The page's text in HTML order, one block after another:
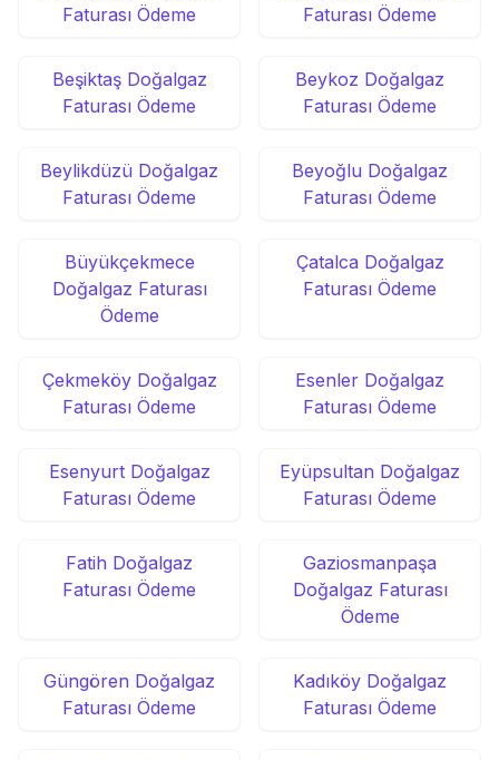
Faturası Ödeme
Faturası Ödeme
Beşiktaş Doğalgaz
Faturası Ödeme
Beykoz Doğalgaz
Faturası Ödeme
Beylikdüzü Doğalgaz
Faturası Ödeme
Beyoğlu Doğalgaz
Faturası Ödeme
Büyükçekmece
Doğalgaz Faturası
Ödeme
Çatalca Doğalgaz
Faturası Ödeme
Çekmeköy Doğalgaz
Faturası Ödeme
Esenler Doğalgaz
Faturası Ödeme
Esenyurt Doğalgaz
Faturası Ödeme
Eyüpsultan Doğalgaz
Faturası Ödeme
Fatih Doğalgaz
Faturası Ödeme
Gaziosmanpaşa
Doğalgaz Faturası
Ödeme
Güngören Doğalgaz
Faturası Ödeme
Kadıköy Doğalgaz
Faturası Ödeme